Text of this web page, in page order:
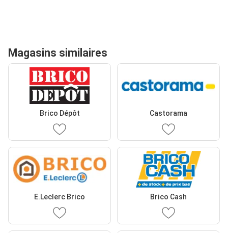
Magasins similaires
Brico Dépôt Castorama
E.Leclerc Brico Brico Cash